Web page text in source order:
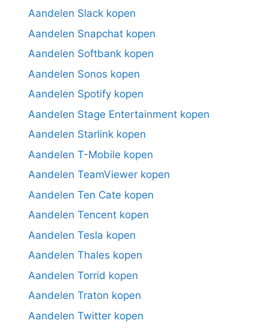
Aandelen Slack kopen
Aandelen Snapchat kopen
Aandelen Softbank kopen
Aandelen Sonos kopen
Aandelen Spotify kopen
Aandelen Stage Entertainment kopen
Aandelen Starlink kopen
Aandelen T-Mobile kopen
Aandelen TeamViewer kopen
Aandelen Ten Cate kopen
Aandelen Tencent kopen
Aandelen Tesla kopen
Aandelen Thales kopen
Aandelen Torrid kopen
Aandelen Traton kopen
Aandelen Twitter kopen